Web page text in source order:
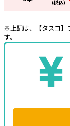
（税込）
※上記は、【タスコ】
す。